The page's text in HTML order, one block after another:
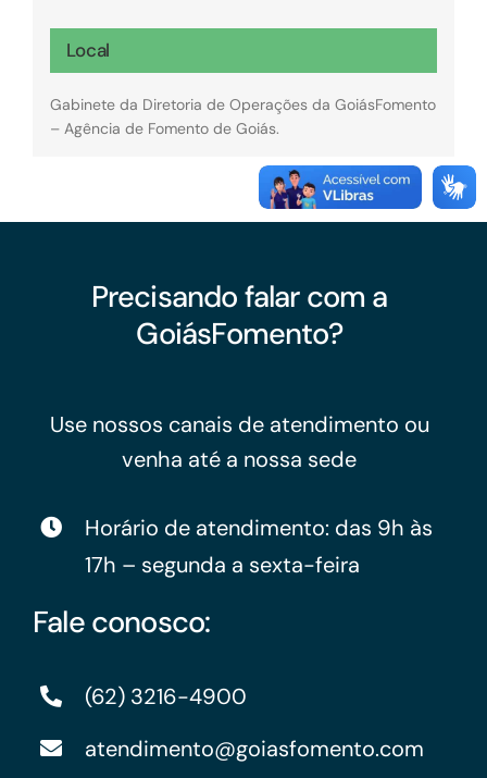
Local
Gabinete da Diretoria de Operações da GoiásFomento
– Agência de Fomento de Goiás.
Precisando falar com a
GoiásFomento?
Use nossos canais de atendimento ou
venha até a nossa sede
Horário de atendimento: das 9h às
17h – segunda a sexta-feira
Fale conosco:
(62) 3216-4900
atendimento@goiasfomento.com